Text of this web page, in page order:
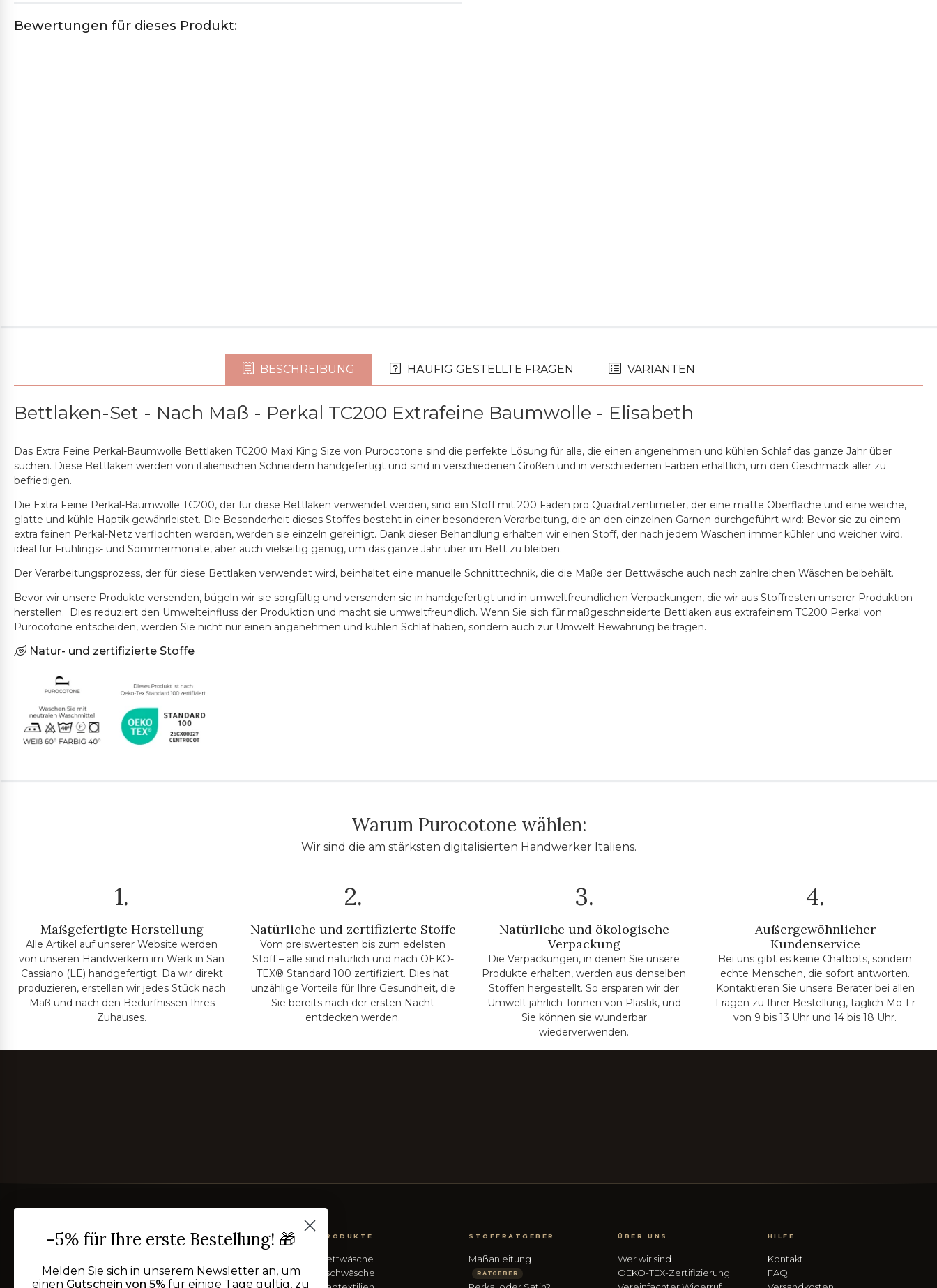
Bewertungen für dieses Produkt:
BESCHREIBUNG HÄUFIG GESTELLTE FRAGEN VARIANTEN
Bettlaken-Set - Nach Maß - Perkal TC200 Extrafeine Baumwolle - Elisabeth
Das Extra Feine Perkal-Baumwolle Bettlaken TC200 Maxi King Size von Purocotone sind die perfekte Lösung für alle, die einen angenehmen und kühlen Schlaf das ganze Jahr über
suchen. Diese Bettlaken werden von italienischen Schneidern handgefertigt und sind in verschiedenen Größen und in verschiedenen Farben erhältlich, um den Geschmack aller zu
befriedigen.
Die Extra Feine Perkal-Baumwolle TC200, der für diese Bettlaken verwendet werden, sind ein Stoff mit 200 Fäden pro Quadratzentimeter, der eine matte Oberfläche und eine weiche,
glatte und kühle Haptik gewährleistet. Die Besonderheit dieses Stoffes besteht in einer besonderen Verarbeitung, die an den einzelnen Garnen durchgeführt wird: Bevor sie zu einem
extra feinen Perkal-Netz verflochten werden, werden sie einzeln gereinigt. Dank dieser Behandlung erhalten wir einen Stoff, der nach jedem Waschen immer kühler und weicher wird,
ideal für Frühlings- und Sommermonate, aber auch vielseitig genug, um das ganze Jahr über im Bett zu bleiben.
Der Verarbeitungsprozess, der für diese Bettlaken verwendet wird, beinhaltet eine manuelle Schnitttechnik, die die Maße der Bettwäsche auch nach zahlreichen Wäschen beibehält.
Bevor wir unsere Produkte versenden, bügeln wir sie sorgfältig und versenden sie in handgefertigt und in umweltfreundlichen Verpackungen, die wir aus Stoffresten unserer Produktion
herstellen. Dies reduziert den Umwelteinfluss der Produktion und macht sie umweltfreundlich. Wenn Sie sich für maßgeschneiderte Bettlaken aus extrafeinem TC200 Perkal von
Purocotone entscheiden, werden Sie nicht nur einen angenehmen und kühlen Schlaf haben, sondern auch zur Umwelt Bewahrung beitragen.
Natur- und zertifizierte Stoffe
Warum Purocotone wählen:
Wir sind die am stärksten digitalisierten Handwerker Italiens.
1.
Maßgefertigte Herstellung
Alle Artikel auf unserer Website werden
von unseren Handwerkern im Werk in San
Cassiano (LE) handgefertigt. Da wir direkt
produzieren, erstellen wir jedes Stück nach
Maß und nach den Bedürfnissen Ihres
Zuhauses.
2.
Natürliche und zertifizierte Stoffe
Vom preiswertesten bis zum edelsten
Stoff – alle sind natürlich und nach OEKO-
TEX® Standard 100 zertifiziert. Dies hat
unzählige Vorteile für Ihre Gesundheit, die
Sie bereits nach der ersten Nacht
entdecken werden.
3.
Natürliche und ökologische
Verpackung
Die Verpackungen, in denen Sie unsere
Produkte erhalten, werden aus denselben
Stoffen hergestellt. So ersparen wir der
Umwelt jährlich Tonnen von Plastik, und
Sie können sie wunderbar
wiederverwenden.
4.
Außergewöhnlicher
Kundenservice
Bei uns gibt es keine Chatbots, sondern
echte Menschen, die sofort antworten.
Kontaktieren Sie unsere Berater bei allen
Fragen zu Ihrer Bestellung, täglich Mo-Fr
von 9 bis 13 Uhr und 14 bis 18 Uhr.
PRODUKTE
Bettwäsche
Tischwäsche
STOFFRATGEBER
Maßanleitung
RATGEBER
ÜBER UNS
Wer wir sind
OEKO-TEX-Zertifizierung
HILFE
Kontakt
FAQ
-5% für Ihre erste Bestellung! 🎁
Melden Sie sich in unserem Newsletter an, um
einen Gutschein von 5% für einige Tage gültig, zu